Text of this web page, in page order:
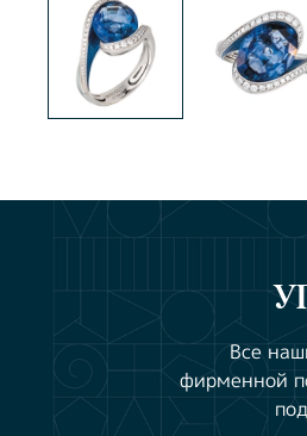
Все
фирменной